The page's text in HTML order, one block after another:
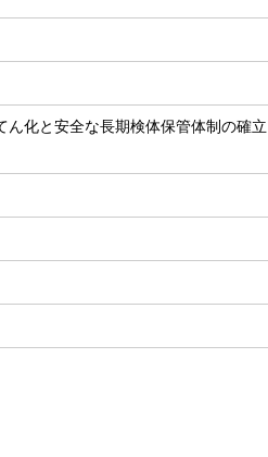
化と安全な長期検体保管体制の確